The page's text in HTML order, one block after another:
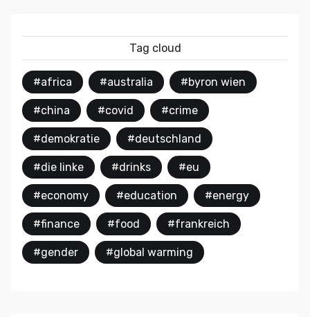
Tag cloud
#africa #australia #byron wien
#china #covid #crime
#demokratie #deutschland
#die linke #drinks #eu
#economy #education #energy
#finance #food #frankreich
#gender #global warming